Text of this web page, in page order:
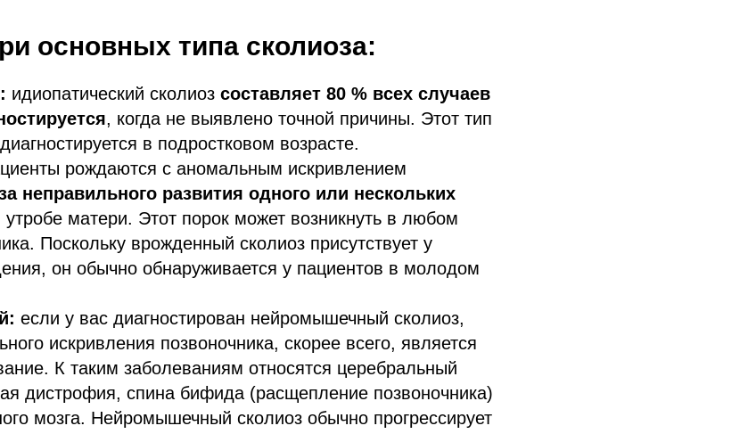
основных типа сколиоза:
идиопатический сколиоз составляет 80 % всех случаев
, когда не выявлено точной причины. Этот тип
в подростковом возрасте.
рождаются с аномальным искривлением
неправильного развития одного или нескольких
матери. Этот порок может возникнуть в любом
Поскольку врожденный сколиоз присутствует у
он обычно обнаруживается у пациентов в молодом
если у вас диагностирован нейромышечный сколиоз,
искривления позвоночника, скорее всего, является
К таким заболеваниям относятся церебральный
дистрофия, спина бифида (расщепление позвоночника)
мозга. Нейромышечный сколиоз обычно прогрессирует